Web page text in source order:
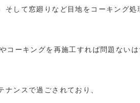
そして窓廻りなど目地をコーキング処
コーキングを再施工すれば問題ないは
ナンスで過ごされており、